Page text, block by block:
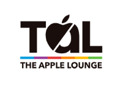
contenuto